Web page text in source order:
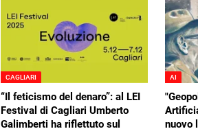
CAGLIARI
“Il feticismo del denaro”: al LEI
Festival di Cagliari Umberto
Galimberti ha riflettuto sul
AI
nuovo